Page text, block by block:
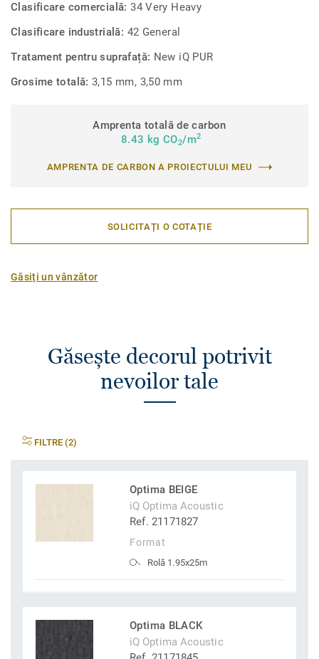
Clasificare comercială:34 Very Heavy
Clasificare industrială: 42 General
Tratament pentru suprafață: New iQ PUR
Grosime totală:3,15 mm, 3,50 mm
Amprenta totală de carbon
8.43 kg CO2/m2
AMPRENTA DE CARBON A PROIECTULUI MEU
SOLICITAȚI O COTAȚIE
Găsiți un vânzător
Găsește decorul potrivit
nevoilor tale
FILTRE (2)
Optima BEIGE
iQ Optima Acoustic
Ref. 21171827
Format
Rolă 1.95x25m
Optima BLACK
iQ Optima Acoustic